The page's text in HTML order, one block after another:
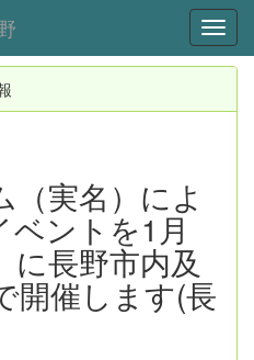
（実名）によ
ベントを1月
に長野市内及
開催します(長